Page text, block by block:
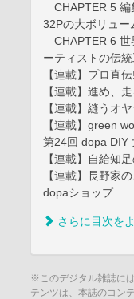
CHAPTER 5 編
32Pの大ボリュー
CHAPTER 6 世
ーティストの伝
【連載】プロ直
【連載】進め、
【連載】縫うオ
【連載】green
第24回 dopa DIY
【連載】自給知
【連載】長野家
dopaショップ
さらに目次を
※このデジタル雑誌に
テンツは、本誌のコン